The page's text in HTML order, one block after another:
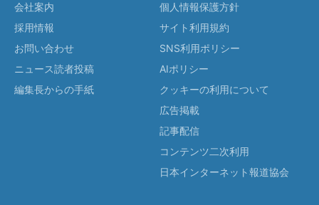
会社案内
採用情報
お問い合わせ
ニュース読者投稿
編集長からの手紙
個人情報保護方針
サイト利用規約
SNS利用ポリシー
AIポリシー
クッキーの利用について
広告掲載
記事配信
コンテンツ二次利用
日本インターネット報道協会